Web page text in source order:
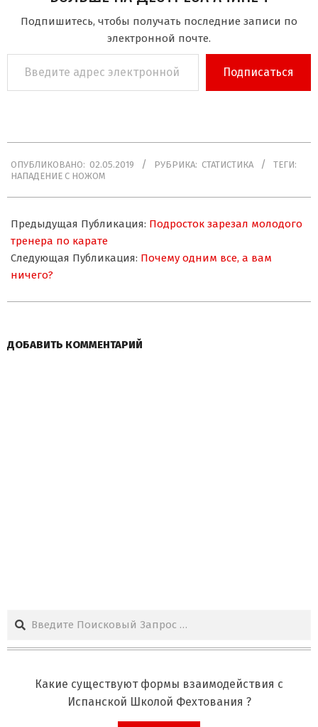
Подпишитесь, чтобы получать последние записи по
электронной почте.
адрес
электронной
Подписаться
05-
ОПУБЛИКОВАНО: 02.05.2019 РУБРИКА: СТАТИСТИКА
ТЕГИ:
НАПАДЕНИЕ С НОЖОМ
Предыдущая Публикация: Подросток зарезал молодого
тренера по карате
Следующая Публикация: Почему одним все, а вам
ничего?
ДОБАВИТЬ КОММЕНТАРИЙ
Поиск
Какие существуют формы взаимодействия с
Испанской Школой Фехтования ?